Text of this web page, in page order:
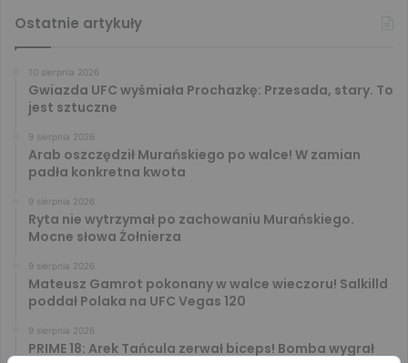
Ostatnie artykuły
10 sierpnia 2026
Gwiazda UFC wyśmiała Prochazkę: Przesada, stary. To
jest sztuczne
9 sierpnia 2026
Arab oszczędził Murańskiego po walce! W zamian
padła konkretna kwota
9 sierpnia 2026
Ryta nie wytrzymał po zachowaniu Murańskiego.
Mocne słowa Żołnierza
9 sierpnia 2026
Mateusz Gamrot pokonany w walce wieczoru! Salkilld
poddał Polaka na UFC Vegas 120
9 sierpnia 2026
PRIME 18: Arek Tańcula zerwał biceps! Bomba wygrał